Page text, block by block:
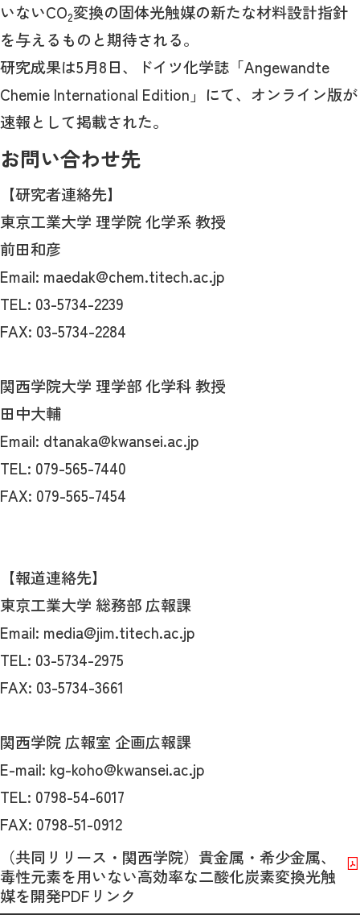
いないCO2変換の固体光触媒の新たな材料設計指針
を与えるものと期待される。
研究成果は5月8日、ドイツ化学誌「Angewandte
Chemie International Edition」にて、オンライン版が
速報として掲載された。
お問い合わせ先
【研究者連絡先】
東京工業大学 理学院 化学系 教授
前田和彦
Email: maedak@chem.titech.ac.jp
TEL: 03-5734-2239
FAX: 03-5734-2284
関西学院大学 理学部 化学科 教授
田中大輔
Email: dtanaka@kwansei.ac.jp
TEL: 079-565-7440
FAX: 079-565-7454
【報道連絡先】
東京工業大学 総務部 広報課
Email: media@jim.titech.ac.jp
TEL: 03-5734-2975
FAX: 03-5734-3661
関西学院 広報室 企画広報課
E-mail: kg-koho@kwansei.ac.jp
TEL: 0798-54-6017
FAX: 0798-51-0912
（共同リリース・関西学院）貴金属・希少金属、
毒性元素を用いない高効率な二酸化炭素変換光触
媒を開発PDFリンク